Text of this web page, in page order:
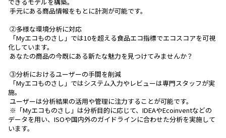
手元にある商品情報をもとに計測が可能です。
②多様な環境分析に対応
化しています。
あなたの商品の今既にある新たな魅力を見つけてみませんか？
③分析におけるユーザーの手間を削減
施。
ユーザーは分析結果の活用や管理に注力することが可能です。
データを用い、ISOや国内外のガイドラインに合わせた分析を実施して
います。